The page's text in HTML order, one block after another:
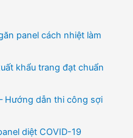
panel cách nhiệt làm
khẩu trang đạt chuẩn
Hướng dẫn thi công sợi
diệt COVID-19